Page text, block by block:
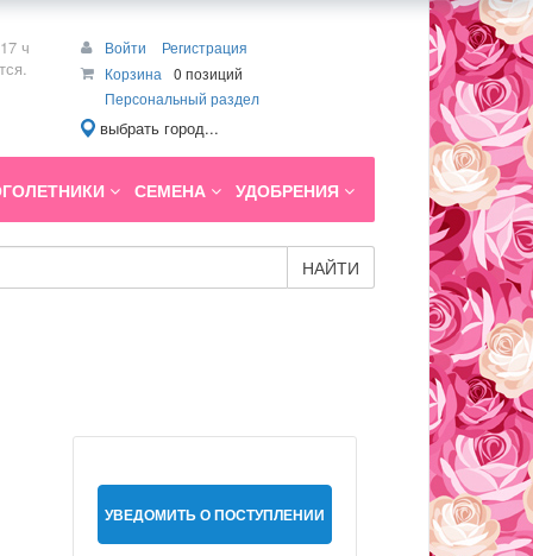
ч
Войти
Регистрация
Корзина
0 позиций
Персональный раздел
выбрать город...
СЕМЕНА УДОБРЕНИЯ
НАЙТИ
УВЕДОМИТЬ О ПОСТУПЛЕНИИ